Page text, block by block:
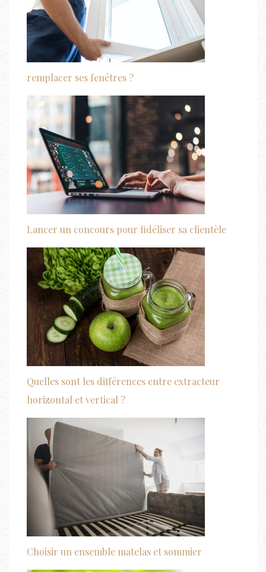
remplacer ses fenêtres ?
Lancer un concours pour fidéliser sa clientèle
Quelles sont les différences entre extracteur
horizontal et vertical ?
Choisir un ensemble matelas et sommier